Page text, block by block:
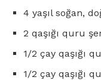
4 yaşıl soğan,
2 qaşığı quru
1/2 çay qaşığı
1/2 çay qaşığı